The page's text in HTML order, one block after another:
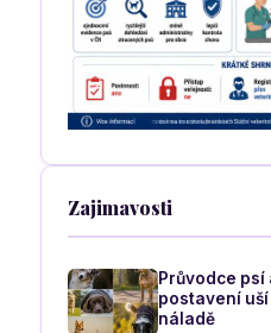
Zajimavosti
Průvodce psí
postavení
náladě